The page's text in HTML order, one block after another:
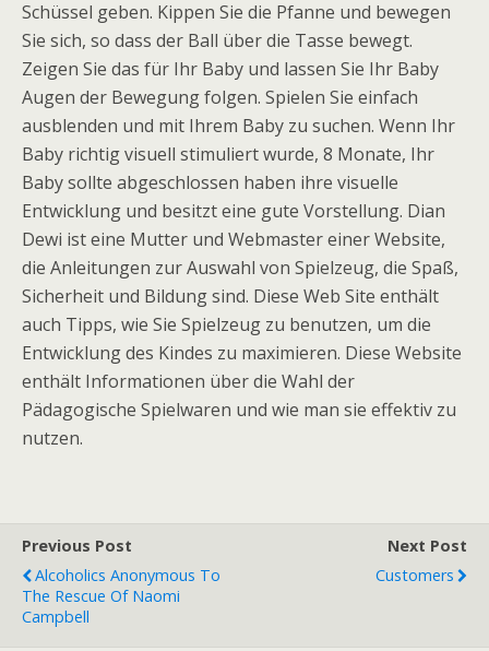
Schüssel geben. Kippen Sie die Pfanne und bewegen
Sie sich, so dass der Ball über die Tasse bewegt.
Zeigen Sie das für Ihr Baby und lassen Sie Ihr Baby
Augen der Bewegung folgen. Spielen Sie einfach
ausblenden und mit Ihrem Baby zu suchen. Wenn Ihr
Baby richtig visuell stimuliert wurde, 8 Monate, Ihr
Baby sollte abgeschlossen haben ihre visuelle
Entwicklung und besitzt eine gute Vorstellung. Dian
Dewi ist eine Mutter und Webmaster einer Website,
die Anleitungen zur Auswahl von Spielzeug, die Spaß,
Sicherheit und Bildung sind. Diese Web Site enthält
auch Tipps, wie Sie Spielzeug zu benutzen, um die
Entwicklung des Kindes zu maximieren. Diese Website
enthält Informationen über die Wahl der
Pädagogische Spielwaren und wie man sie effektiv zu
nutzen.
Previous Post
Alcoholics Anonymous To
The Rescue Of Naomi
Campbell
Next Post
Customers